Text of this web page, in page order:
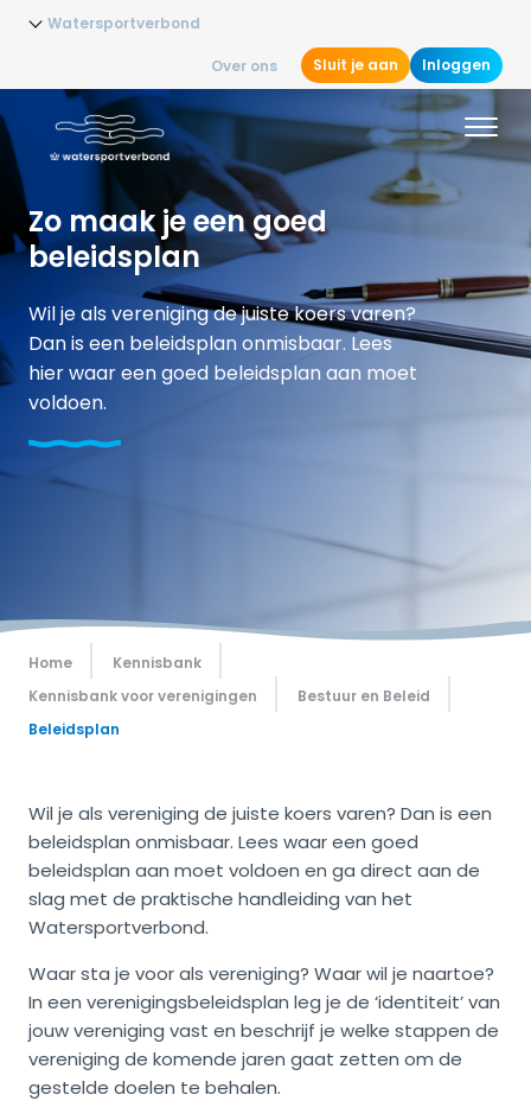
Watersportverbond
Over ons Sluit je aan Inloggen
Zo maak je een goed
beleidsplan
Wil je als vereniging de juiste koers varen?
Dan is een beleidsplan onmisbaar. Lees
hier waar een goed beleidsplan aan moet
voldoen.
Home
Kennisbank
Kennisbank voor verenigingen
Bestuur en Beleid
Beleidsplan
Wil je als vereniging de juiste koers varen? Dan is een
beleidsplan onmisbaar. Lees waar een goed
beleidsplan aan moet voldoen en ga direct aan de
slag met de praktische handleiding van het
Watersportverbond.
Waar sta je voor als vereniging? Waar wil je naartoe?
In een verenigingsbeleidsplan leg je de ‘identiteit’ van
jouw vereniging vast en beschrijf je welke stappen de
vereniging de komende jaren gaat zetten om de
gestelde doelen te behalen.